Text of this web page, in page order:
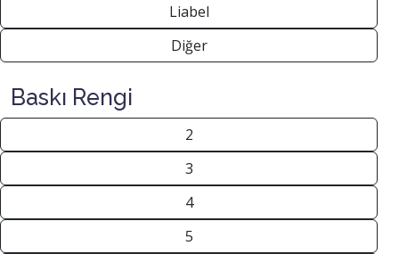
Liabel
Diğer
Baskı Rengi
2
3
4
5